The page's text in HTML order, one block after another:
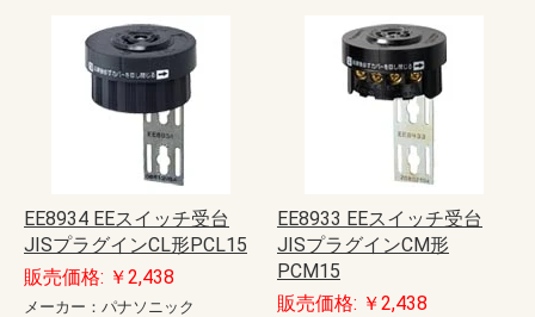
EE8934 EEスイッチ受台
JISプラグインCL形PCL15
販売価格: ￥2,438
メーカー：パナソニック
EE8933 EEスイッチ受台
JISプラグインCM形
PCM15
販売価格: ￥2,438